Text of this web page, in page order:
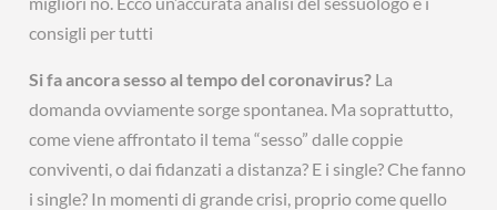
consigli per tutti
Si fa ancora sesso al tempo del coronavirus? La
domanda ovviamente sorge spontanea. Ma soprattutto,
come viene affrontato il tema “sesso” dalle coppie
conviventi, o dai fidanzati a distanza? E i single? Che fanno
i single? In momenti di grande crisi, proprio come quello